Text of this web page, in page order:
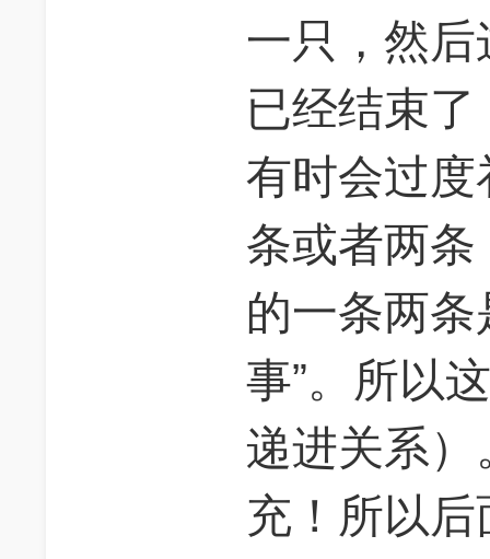
一只，然
已经结束
有时会过
条或者两
的一条两条
事”。所以
递进关系
充！所以